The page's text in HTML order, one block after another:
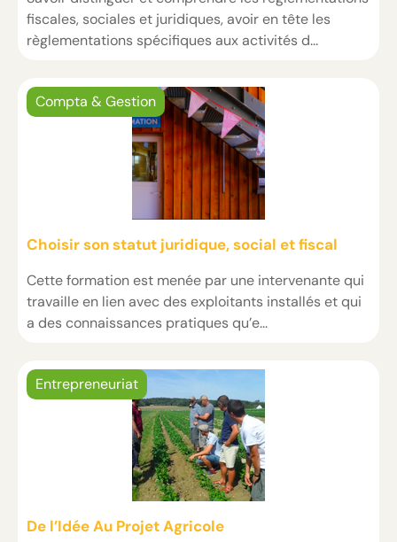
fiscales, sociales et juridiques, avoir en tête les
règlementations spécifiques aux activités d...
Compta & Gestion
Choisir son statut juridique, social et fiscal
Cette formation est menée par une intervenante qui
travaille en lien avec des exploitants installés et qui
a des connaissances pratiques qu’e...
Entrepreneuriat
De l’Idée Au Projet Agricole